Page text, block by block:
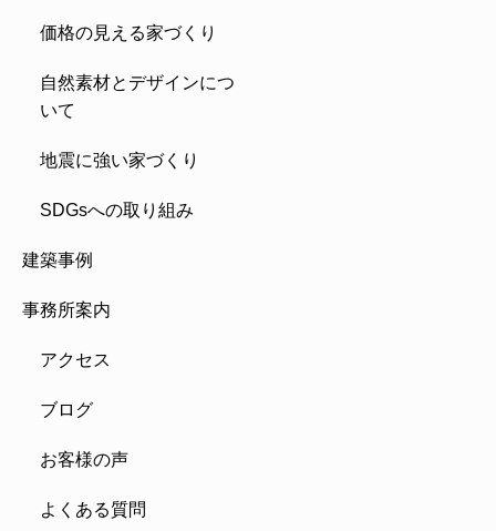
価格の見える家づくり
自然素材とデザインにつ
いて
地震に強い家づくり
SDGsへの取り組み
建築事例
事務所案内
アクセス
ブログ
お客様の声
よくある質問